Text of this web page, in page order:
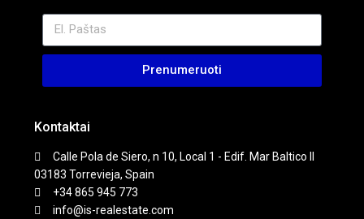
Prenumeruoti
Kontaktai
Calle Pola de Siero, n 10, Local 1 - Edif. Mar Baltico II
03183 Torrevieja, Spain
+34 865 945 773
info@is-realestate.com